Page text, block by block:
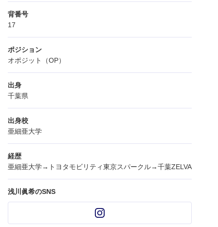
背番号
17
ポジション
オポジット（OP）
出身
千葉県
出身校
亜細亜大学
経歴
亜細亜大学→トヨタモビリティ東京スパークル→千葉ZELVA
浅川眞希のSNS